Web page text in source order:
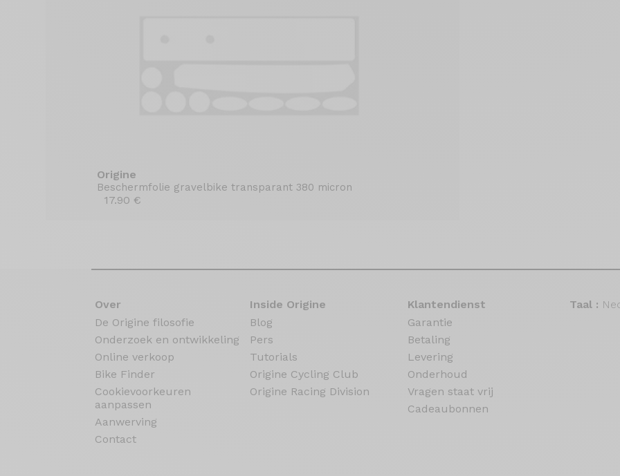
Origine
Beschermfolie gravelbike transparant 380 micron
17.90 €
Over
De Origine filosofie
Onderzoek en ontwikkeling
Online verkoop
Bike Finder
Cookievoorkeuren
aanpassen
Aanwerving
Contact
Inside Origine
Blog
Pers
Tutorials
Origine Cycling Club
Origine Racing Division
Klantendienst
Garantie
Betaling
Levering
Onderhoud
Vragen staat vrij
Cadeaubonnen
Taal :